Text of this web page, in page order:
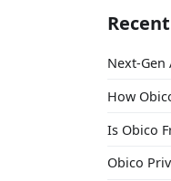
Next-Gen
How
Is Obico
Obico